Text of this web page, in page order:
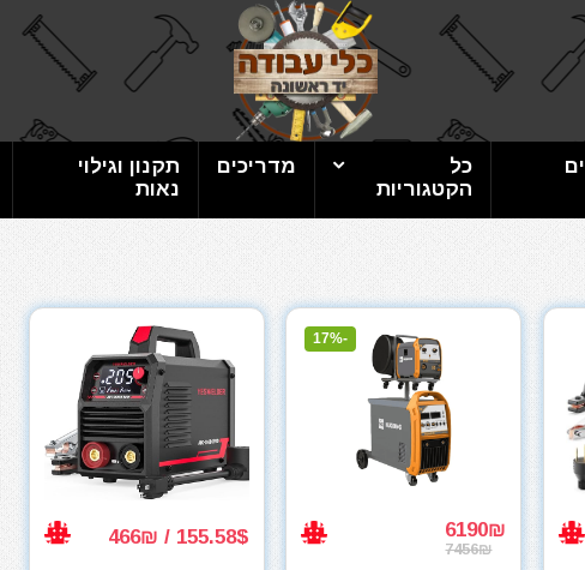
כל
הקטגוריות
מדריכים
תקנון וגילוי
נאות
-17%
6190₪
7456₪
155.58$ / 466₪